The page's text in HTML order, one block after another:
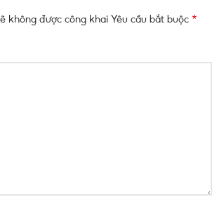
không được công khai Yêu cầu bắt buộc *